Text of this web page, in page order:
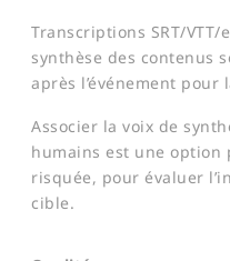
Transcriptions SRT/
synthèse des contenus
après l’événement pour
Associer la voix de
humains est une option
risquée, pour évaluer
cible.